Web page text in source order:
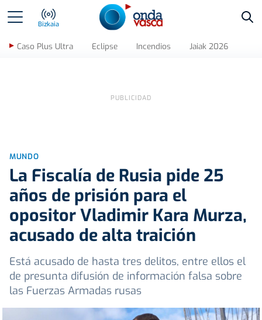
Bizkaia
Caso Plus Ultra Eclipse Incendios Jaiak 2026
MUNDO
La Fiscalía de Rusia pide 25
años de prisión para el
opositor Vladimir Kara Murza,
acusado de alta traición
Está acusado de hasta tres delitos, entre ellos el
de presunta difusión de información falsa sobre
las Fuerzas Armadas rusas